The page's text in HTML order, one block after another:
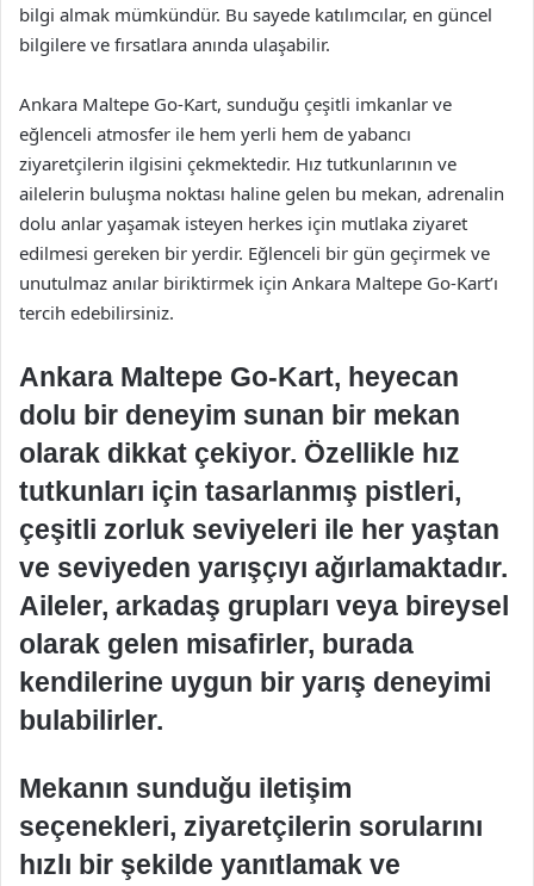
bilgi almak mümkündür. Bu sayede katılımcılar, en güncel
bilgilere ve fırsatlara anında ulaşabilir.
Ankara Maltepe Go-Kart, sunduğu çeşitli imkanlar ve
eğlenceli atmosfer ile hem yerli hem de yabancı
ziyaretçilerin ilgisini çekmektedir. Hız tutkunlarının ve
ailelerin buluşma noktası haline gelen bu mekan, adrenalin
dolu anlar yaşamak isteyen herkes için mutlaka ziyaret
edilmesi gereken bir yerdir. Eğlenceli bir gün geçirmek ve
unutulmaz anılar biriktirmek için Ankara Maltepe Go-Kart’ı
tercih edebilirsiniz.
Ankara Maltepe Go-Kart, heyecan
dolu bir deneyim sunan bir mekan
olarak dikkat çekiyor. Özellikle hız
tutkunları için tasarlanmış pistleri,
çeşitli zorluk seviyeleri ile her yaştan
ve seviyeden yarışçıyı ağırlamaktadır.
Aileler, arkadaş grupları veya bireysel
olarak gelen misafirler, burada
kendilerine uygun bir yarış deneyimi
bulabilirler.
Mekanın sunduğu iletişim
seçenekleri, ziyaretçilerin sorularını
hızlı bir şekilde yanıtlamak ve